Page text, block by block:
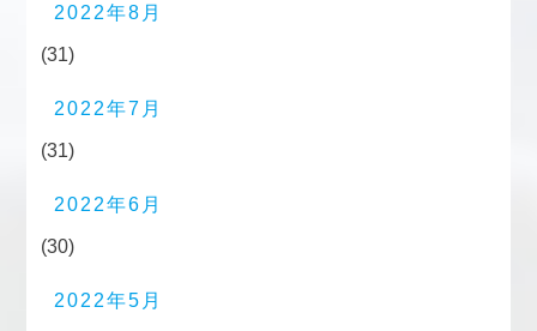
2022年8月
(31)
2022年7月
(31)
2022年6月
(30)
2022年5月